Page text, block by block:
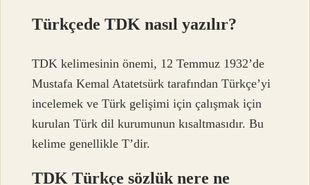
Türkçede TDK nasıl yazılır?
TDK kelimesinin önemi, 12 Temmuz 1932’de
Mustafa Kemal Atatetsürk tarafından Türkçe’yi
incelemek ve Türk gelişimi için çalışmak için
kurulan Türk dil kurumunun kısaltmasıdır. Bu
kelime genellikle T’dir.
TDK Türkçe sözlük nere ne